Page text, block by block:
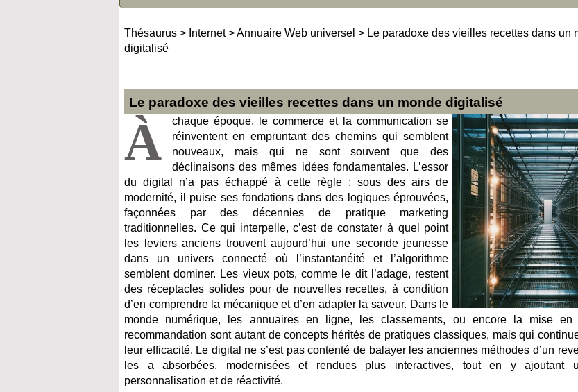
Thésaurus > Internet>Annuaire Web universel > Le paradoxe des vieilles recettes dans un
digitalisé
Le paradoxe des vieilles recettes dans un monde digitalisé
À
chaque époque, le commerce et la communication se
réinventent en empruntant des chemins qui semblent
nouveaux, mais qui ne sont souvent que des
déclinaisons des mêmes idées fondamentales. L’essor
du digital n’a pas échappé à cette règle : sous des airs de
modernité, il puise ses fondations dans des logiques éprouvées,
façonnées par des décennies de pratique marketing
traditionnelles. Ce qui interpelle, c’est de constater à quel point
les leviers anciens trouvent aujourd’hui une seconde jeunesse
dans un univers connecté où l’instantanéité et l’algorithme
semblent dominer. Les vieux pots, comme le dit l’adage, restent
des réceptacles solides pour de nouvelles recettes, à condition
d’en comprendre la mécanique et d’en adapter la saveur. Dans le
monde numérique, les annuaires en ligne, les classements, ou encore la mise
recommandation sont autant de concepts hérités de pratiques classiques, mais qui
leur efficacité. Le digital ne s’est pas contenté de balayer les anciennes méthodes d’un
les a absorbées, modernisées et rendues plus interactives, tout en y ajoutant
personnalisation et de réactivité.